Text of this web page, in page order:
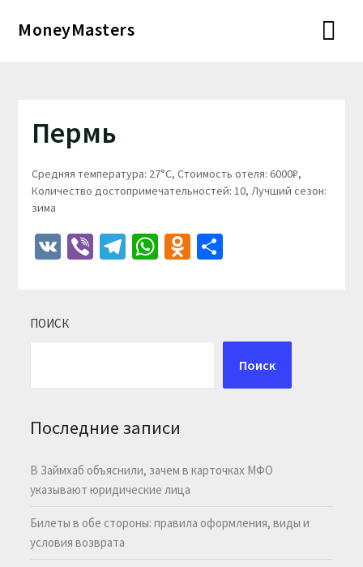
MoneyMasters
Пермь
Средняя температура: 27°C, Стоимость отеля: 6000₽,
Количество достопримечательностей: 10, Лучший сезон:
зима
VKViberTelegram
WhatsApp
Odnoklassniki
Отправить
ПОИСК
Поиск
Последние записи
В Займхаб объяснили, зачем в карточках МФО
указывают юридические лица
Билеты в обе стороны: правила оформления, виды и
условия возврата